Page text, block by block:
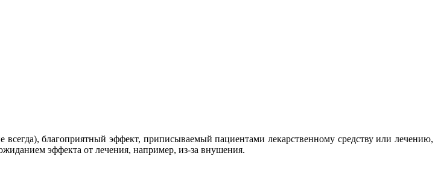
благоприятный эффект, приписываемый пациентами лекарственному средству или лечению,
эффекта от лечения, например, из-за внушения.